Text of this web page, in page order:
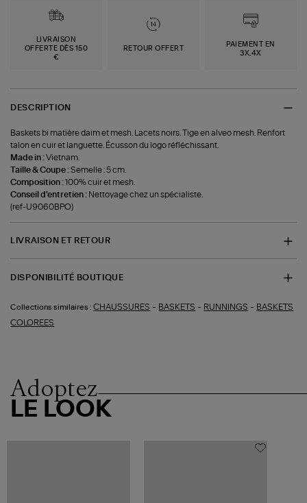
LIVRAISON
OFFERTE DÈS 150
€
RETOUR OFFERT
PAIEMENT EN
3X,4X
DESCRIPTION
Baskets bi matière daim et mesh. Lacets noirs. Tige en alveo mesh. Renfort
talon en cuir et languette. Écusson du logo réfléchissant.
Made in :Vietnam.
Taille & Coupe :Semelle : 5 cm.
Composition :100% cuir et mesh.
Conseil d'entretien : Nettoyage chez un spécialiste.
(ref-U9060BPO)
LIVRAISON ET RETOUR
DISPONIBILITÉ BOUTIQUE
Collections similaires : CHAUSSURES - BASKETS - RUNNINGS - BASKETS
COLOREES
Adoptez
LE LOOK